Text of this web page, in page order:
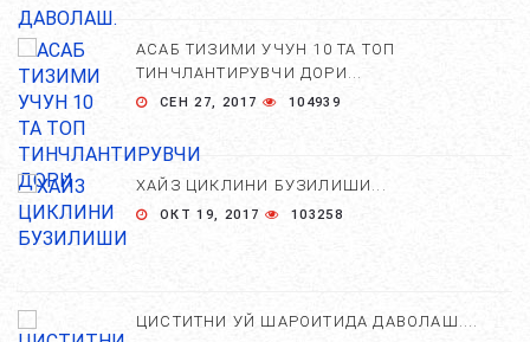
АСАБ ТИЗИМИ УЧУН 10 ТА ТОП
ТИНЧЛАНТИРУВЧИ ДОРИ...
СЕН 27, 2017 104939
ХАЙЗ ЦИКЛИНИ БУЗИЛИШИ...
ОКТ 19, 2017 103258
ЦИСТИТНИ УЙ ШАРОИТИДА ДАВОЛАШ....